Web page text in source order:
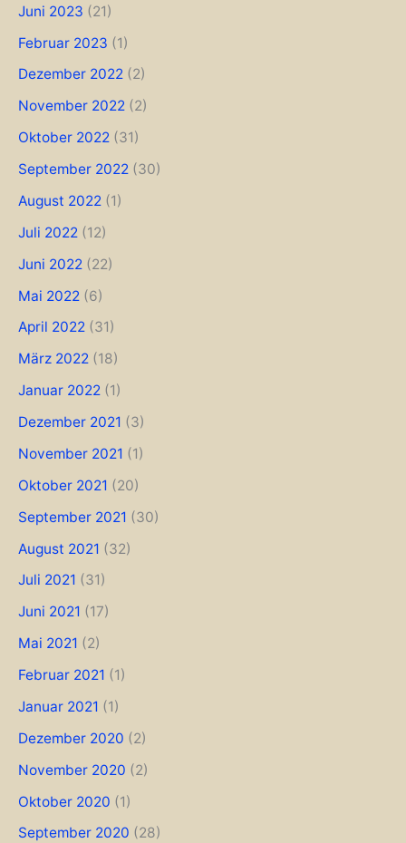
Juni 2023 (21)
Februar 2023 (1)
Dezember 2022 (2)
November 2022 (2)
Oktober 2022 (31)
September 2022 (30)
August 2022 (1)
Juli 2022 (12)
Juni 2022 (22)
Mai 2022 (6)
April 2022 (31)
März 2022 (18)
Januar 2022 (1)
Dezember 2021 (3)
November 2021 (1)
Oktober 2021 (20)
September 2021 (30)
August 2021 (32)
Juli 2021 (31)
Juni 2021 (17)
Mai 2021 (2)
Februar 2021 (1)
Januar 2021 (1)
Dezember 2020 (2)
November 2020 (2)
Oktober 2020 (1)
September 2020 (28)